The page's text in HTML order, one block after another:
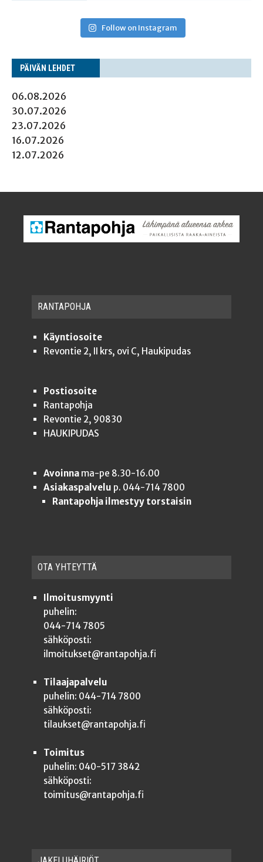
Follow on Instagram
PÄI­VÄN LEHDET
06.08.2026
30.07.2026
23.07.2026
16.07.2026
12.07.2026
RAN­TA­POH­JA
Käyntiosoite
Revontie 2, II krs, ovi C, Haukipudas
Postiosoite
Rantapohja
Revontie 2, 90830
HAUKIPUDAS
Avoinnama-pe 8.30-16.00
Asiakaspalvelu p. 044-714 7800
Rantapohja ilmestyy torstaisin
OTA YHTEYT­TÄ
Ilmoitusmyynti
puhelin:
044-714 7805
sähköposti:
ilmoitukset@rantapohja.fi
Tilaajapalvelu
puhelin: 044-714 7800
sähköposti:
tilaukset@rantapohja.fi
Toimitus
puhelin: 040-517 3842
sähköposti:
toimitus@rantapohja.fi